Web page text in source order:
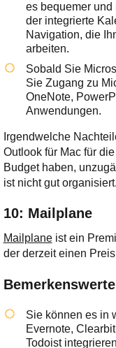
es bequemer
der integrierte
Navigation, die
arbeiten.
Sobald Sie
Sie Zugang zu
OneNote,
Anwendungen.
Irgendwelche
Outlook für Mac für
Budget haben,
ist nicht gut organisiert.
10: Mailplane
Mailplaneist ein
der derzeit einen
Sie können es in
Evernote,
Todoist